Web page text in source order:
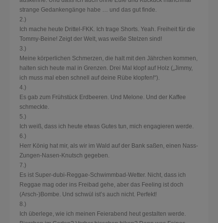
strange Gedankengänge habe … und das gut finde.
2.)
Ich mache heute Drittel-FKK. Ich trage Shorts. Yeah. Freiheit für die
Tommy-Beine! Zeigt der Welt, was weiße Stelzen sind!
3.)
Meine körperlichen Schmerzen, die halt mit den Jährchen kommen,
halten sich heute mal in Grenzen. Drei Mal klopf auf Holz („Jimmy,
ich muss mal eben schnell auf deine Rübe klopfen!“).
4.)
Es gab zum Frühstück Erdbeeren. Und Melone. Und der Kaffee
schmeckte.
5.)
Ich weiß, dass ich heute etwas Gutes tun, mich engagieren werde.
6.)
Herr König hat mir, als wir im Wald auf der Bank saßen, einen Nass-
Zungen-Nasen-Knutsch gegeben.
7.)
Es ist Super-dubi-Reggae-Schwimmbad-Wetter. Nicht, dass ich
Reggae mag oder ins Freibad gehe, aber das Feeling ist doch
(Arsch-)Bombe. Und schwül ist’s auch nicht. Perfekt!
8.)
Ich überlege, wie ich meinen Feierabend heut gestalten werde.